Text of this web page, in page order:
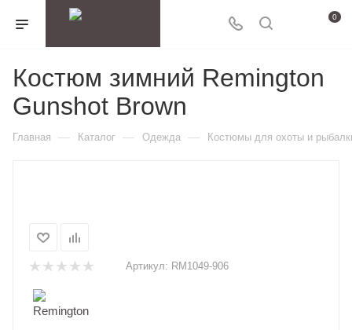
0
Костюм зимний Remington
Gunshot Brown
Главная — Каталог — Одежда — Костюмы для охоты и
Артикул: RM1049-906